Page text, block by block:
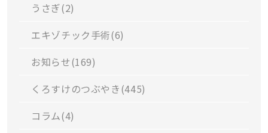
うさぎ(2)
エキゾチック手術(6)
お知らせ(169)
くろすけのつぶやき(445)
コラム(4)